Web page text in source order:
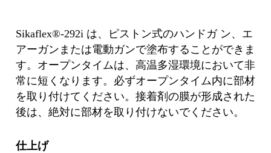
Sikaflex®-292i は、ピストン式のハンドガ ン、エ
アーガンまたは電動ガンで塗布することができま
す。オープンタイムは、⾼温多湿環境において⾮
常に短くなります。必ずオープンタイム内に部材
を取り付けてください。接着剤の膜が形成された
後は、絶対に部材を取り付けないでください。
仕上げ